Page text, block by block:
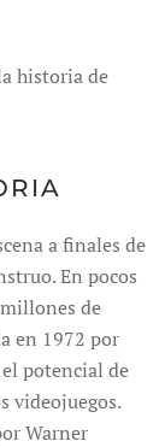
historia de
a finales de
En pocos
de
en 1972 por
potencial de
videojuegos.
Warner